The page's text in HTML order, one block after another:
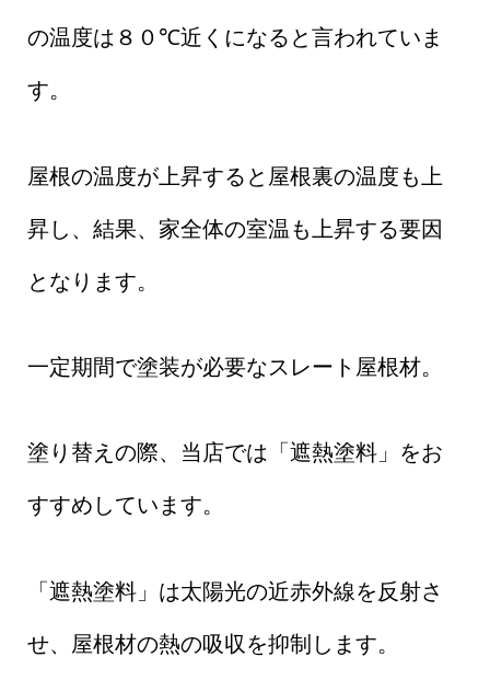
の温度は８０℃近くになると言われていま
す。
屋根の温度が上昇すると屋根裏の温度も上
昇し、結果、家全体の室温も上昇する要因
となります。
一定期間で塗装が必要なスレート屋根材。
塗り替えの際、当店では「遮熱塗料」をお
すすめしています。
「遮熱塗料」は太陽光の近赤外線を反射さ
せ、屋根材の熱の吸収を抑制します。